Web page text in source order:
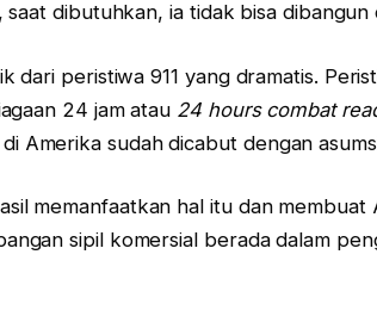
saat dibutuhkan, ia tidak bisa
dari peristiwa 911 yang dramatis.
24 jam atau 24 hours combat
Amerika sudah dicabut dengan asumsi
memanfaatkan hal itu dan membuat
sipil komersial berada dalam